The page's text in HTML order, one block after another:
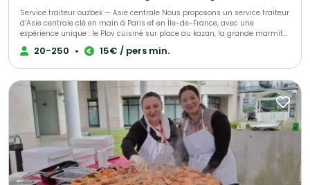
Service traiteur ouzbek — Asie centrale Nous proposons un service traiteur
d’Asie centrale clé en main à Paris et en Île-de-France, avec une
expérience unique : le Plov cuisiné sur place au kazan, la grande marmite
traditionnelle, devant vos invités. 🔥 Un véritable show culinaire Nos chefs
cuisinent à feu ouvert, selon la recette traditionnelle. La cuisson lente, les
agneau ou veau), Samsa feuilletée, Manty vapeur, salades et desserts
maison. ✔️ 100 % fait maison – Halal 💰 Tarifs Plov sur place À partir de 30
portions : 15 € à 24 € / personne (selon le nombre d’invités). Plov cuisiné
au restaurant & livré : dès 12 € / personne. 🏙️ Deux restaurants à Paris –
dégustation offerte Avant validation, nous vous proposons une
dégustation gratuite dans l’un de nos restaurants parisiens. 🏛️
Références Ambassades d’Asie centrale, UNESCO, Village Gastronomique
2025 (Tour Eiffel). 🎉 Événements Mariages, entreprises, événements
privés, culturels et institutionnels. 📍 Paris & Île-de-France 📩 Devis sur
mesure sur demande
20-250 • 15€ / pers min.